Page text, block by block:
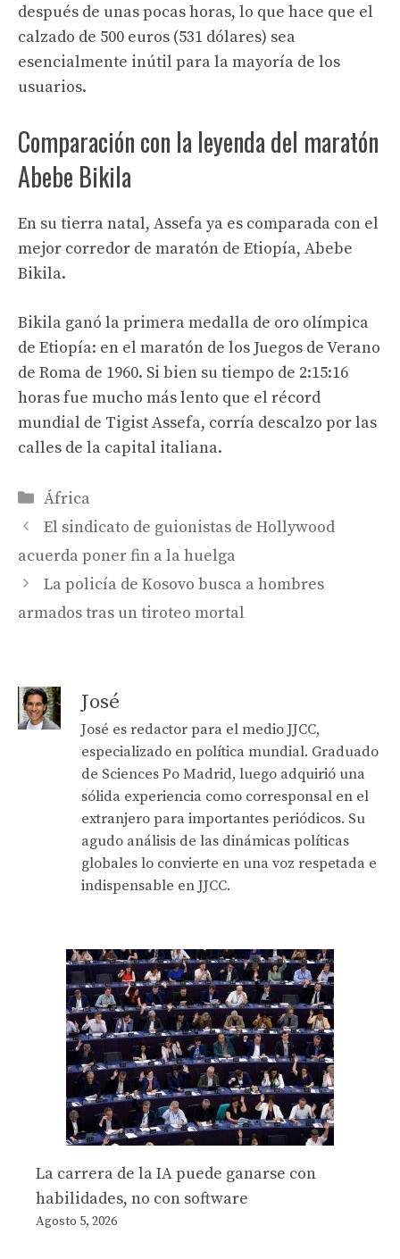
después de unas pocas horas, lo que hace que el
calzado de 500 euros (531 dólares) sea
esencialmente inútil para la mayoría de los
usuarios.
Comparación con la leyenda del maratón
Abebe Bikila
En su tierra natal, Assefa ya es comparada con el
mejor corredor de maratón de Etiopía, Abebe
Bikila.
Bikila ganó la primera medalla de oro olímpica
de Etiopía: en el maratón de los Juegos de Verano
de Roma de 1960. Si bien su tiempo de 2:15:16
horas fue mucho más lento que el récord
mundial de Tigist Assefa, corría descalzo por las
calles de la capital italiana.
Categories
África
El sindicato de guionistas de Hollywood
acuerda poner fin a la huelga
La policía de Kosovo busca a hombres
armados tras un tiroteo mortal
José
José es redactor para el medio JJCC,
especializado en política mundial. Graduado
de Sciences Po Madrid, luego adquirió una
sólida experiencia como corresponsal en el
extranjero para importantes periódicos. Su
agudo análisis de las dinámicas políticas
globales lo convierte en una voz respetada e
indispensable en JJCC.
La carrera de la IA puede ganarse con
habilidades, no con software
Agosto 5, 2026